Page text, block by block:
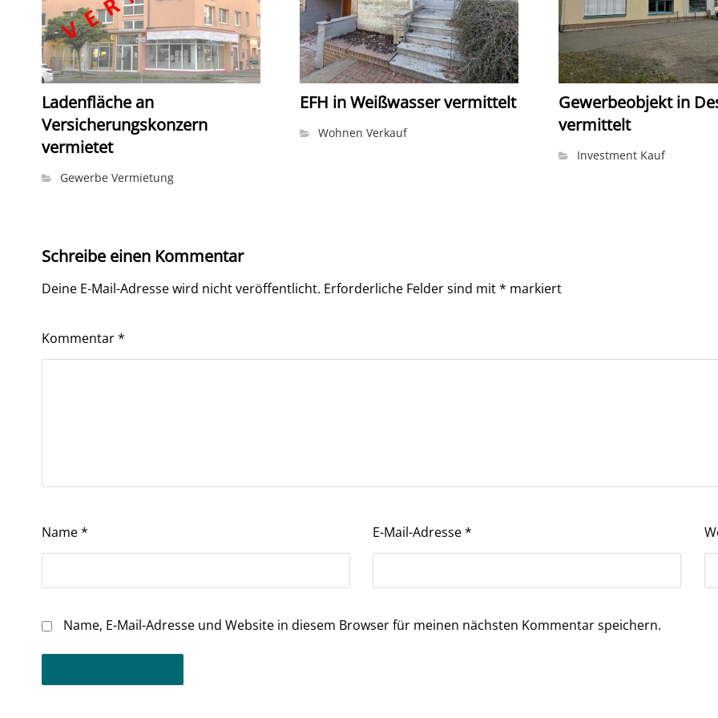
Ladenfläche an
Versicherungskonzern
vermietet
Gewerbe Vermietung
EFH in Weißwasser vermittelt
Wohnen Verkauf
Gewerbeobjekt in
vermittelt
Investment Kauf
Schreibe einen Kommentar
Deine E-Mail-Adresse wird nicht veröffentlicht. Erforderliche Felder sind mit* markiert
Kommentar*
Name* E-Mail-Adresse*
Name, E-Mail-Adresse und Website in diesem Browser für meinen nächsten Kommentar speichern.